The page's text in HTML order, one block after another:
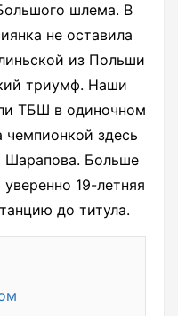
шлема. В
не оставила
из Польши
триумф. Наши
ТБШ в одиночном
чемпионкой здесь
Больше
19-летняя
до титула.